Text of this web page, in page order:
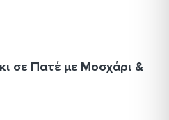
σε Πατέ με Μοσχάρι &